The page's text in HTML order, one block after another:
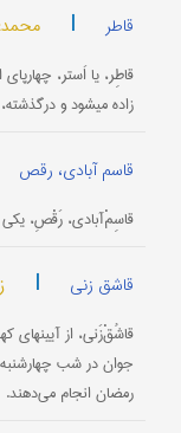
قاطر |
زاده می‎شود و درگذشته، کارکردهـای فراوانی داشته است.
قاسم آبادی، رقص
قاسِمْ‌آبادی، رَقْصِ، یکی
قاشق زنی |
قاشُقْ‌زَنی،‌ از
جوان در شب
‌رمضان انجام می‌دهند.